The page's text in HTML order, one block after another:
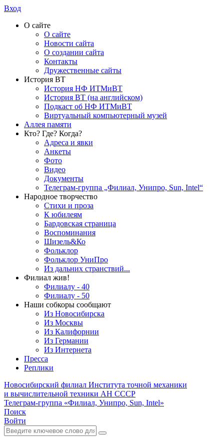
Вход
О сайте
О сайте
Новости сайта
О создании сайта
Контакты
Дружественные сайты
История ВТ
История НФ ИТМиВТ
История ВТ (на английском)
Подкаст об НФ ИТМиВТ
Виртуальный компьютерный музей
Аллея памяти
Кто? Где? Когда?
Адреса и явки
Анкеты
Фото
Видео
Документы
Телеграм-группа „Филиал, Унипро, Sun, Intel“
Народное творчество
Стихи и проза
К юбилеям
Бардовская страница
Воспоминания
Шизель&Ко
Фольклор
Фольклор УниПро
Из дальних странствий...
Филиал жив!
Филиалу - 40
Филиалу - 50
Наши собкоры сообщают
Из Новосибирска
Из Москвы
Из Калифорнии
Из Германии
Из Интернета
Пресса
Реплики
Новосибирский филиал Института точной механики
и вычислительной техники АН СССР
Телеграм-группа «Филиал, Унипро, Sun, Intel»
Поиск
Войти